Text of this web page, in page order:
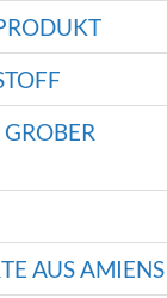
AUS AMIENS